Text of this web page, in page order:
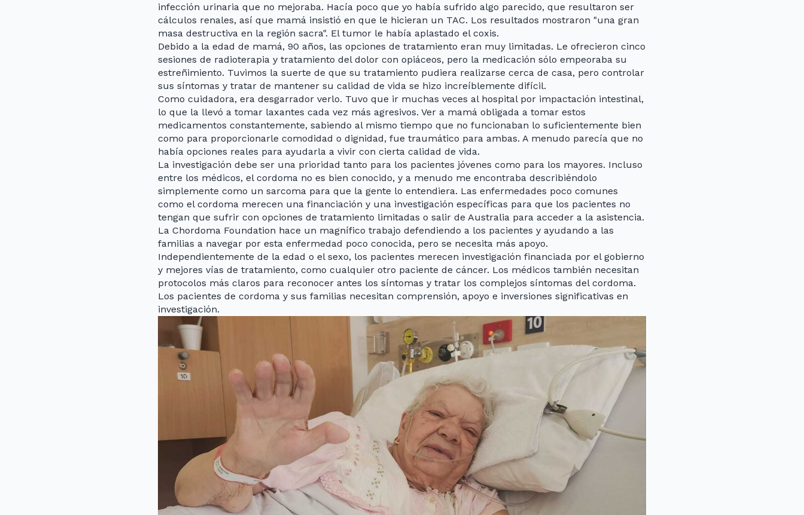
infección urinaria que no mejoraba. Hacía poco que yo había sufrido algo parecido, que resultaron ser
cálculos renales, así que mamá insistió en que le hicieran un TAC. Los resultados mostraron "una gran
masa destructiva en la región sacra". El tumor le había aplastado el coxis.
Debido a la edad de mamá, 90 años, las opciones de tratamiento eran muy limitadas. Le ofrecieron cinco
sesiones de radioterapia y tratamiento del dolor con opiáceos, pero la medicación sólo empeoraba su
estreñimiento. Tuvimos la suerte de que su tratamiento pudiera realizarse cerca de casa, pero controlar
sus síntomas y tratar de mantener su calidad de vida se hizo increíblemente difícil.
Como cuidadora, era desgarrador verlo. Tuvo que ir muchas veces al hospital por impactación intestinal,
lo que la llevó a tomar laxantes cada vez más agresivos. Ver a mamá obligada a tomar estos
medicamentos constantemente, sabiendo al mismo tiempo que no funcionaban lo suficientemente bien
como para proporcionarle comodidad o dignidad, fue traumático para ambas. A menudo parecía que no
había opciones reales para ayudarla a vivir con cierta calidad de vida.
La investigación debe ser una prioridad tanto para los pacientes jóvenes como para los mayores. Incluso
entre los médicos, el cordoma no es bien conocido, y a menudo me encontraba describiéndolo
simplemente como un sarcoma para que la gente lo entendiera. Las enfermedades poco comunes
como el cordoma merecen una financiación y una investigación específicas para que los pacientes no
tengan que sufrir con opciones de tratamiento limitadas o salir de Australia para acceder a la asistencia.
La Chordoma Foundation hace un magnífico trabajo defendiendo a los pacientes y ayudando a las
familias a navegar por esta enfermedad poco conocida, pero se necesita más apoyo.
Independientemente de la edad o el sexo, los pacientes merecen investigación financiada por el gobierno
y mejores vías de tratamiento, como cualquier otro paciente de cáncer. Los médicos también necesitan
protocolos más claros para reconocer antes los síntomas y tratar los complejos síntomas del cordoma.
Los pacientes de cordoma y sus familias necesitan comprensión, apoyo e inversiones significativas en
investigación.